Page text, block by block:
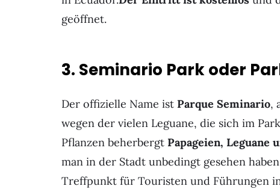
geöffnet.
3. Seminario Park oder
Der offizielle Name ist Parque Seminario,
wegen der vielen Leguane, die sich im
Pflanzen beherbergt Papageien, Leguane
man in der Stadt unbedingt gesehen
Treffpunkt für Touristen und Führungen